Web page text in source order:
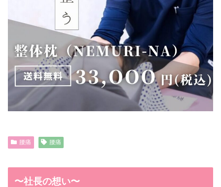
腰痛 腰痛
〜社長の想い〜